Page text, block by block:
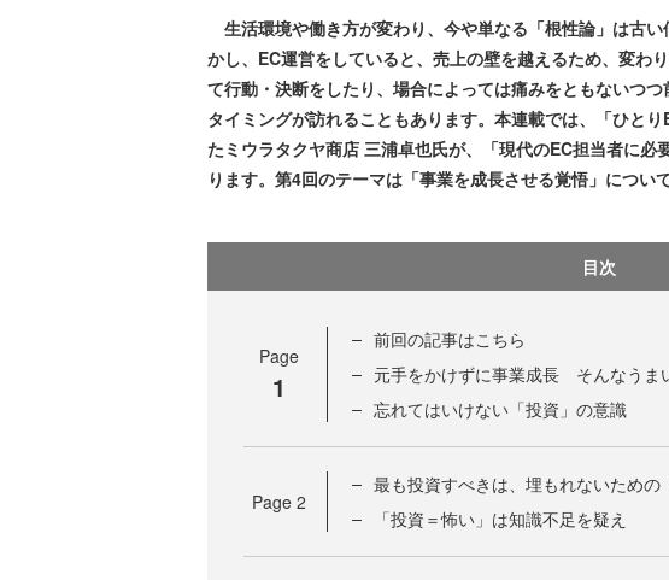
生活環境や働き方が変わり、今や単なる「根性論」は古
かし、EC運営をしていると、売上の壁を越えるため、変わ
て行動・決断をしたり、場合によっては痛みをともないつ
タイミングが訪れることもあります。本連載では、「ひと
たミウラタクヤ商店 三浦卓也氏が、「現代のEC担当者に
ります。第4回のテーマは「事業を成長させる覚悟」について
目次
Page
1
前回の記事はこちら
元手をかけずに事業成長 そんなうま
忘れてはいけない「投資」の意識
Page 2
最も投資すべきは、埋もれないための
「投資＝怖い」は知識不足を疑え